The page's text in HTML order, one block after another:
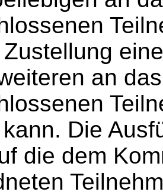
an
Die
die dem